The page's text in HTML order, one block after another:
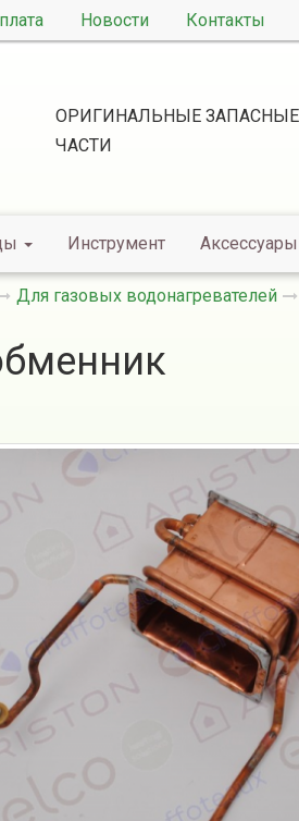
Новости Контакты
ОРИГИНАЛЬНЫЕ ЗАПАСНЫЕ
ЧАСТИ
Инструмент
Для газовых водонагревателей